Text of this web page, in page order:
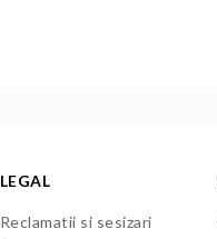
LEGAL
Reclamatii si sesizari